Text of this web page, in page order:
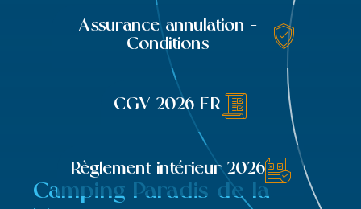
Assurance annulation -
Conditions
CGV 2026 FR
Règlement intérieur 2026
Camping Paradis de la